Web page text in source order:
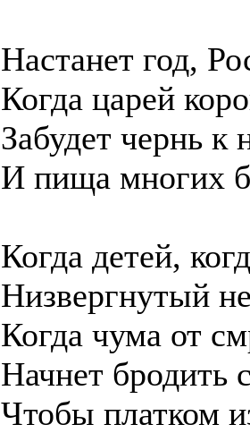
Настанет год,
Когда царей
Забудет чернь
И пища многих
Когда детей,
Низвергнутый
Когда чума от
Начнет бродить
Чтобы платком